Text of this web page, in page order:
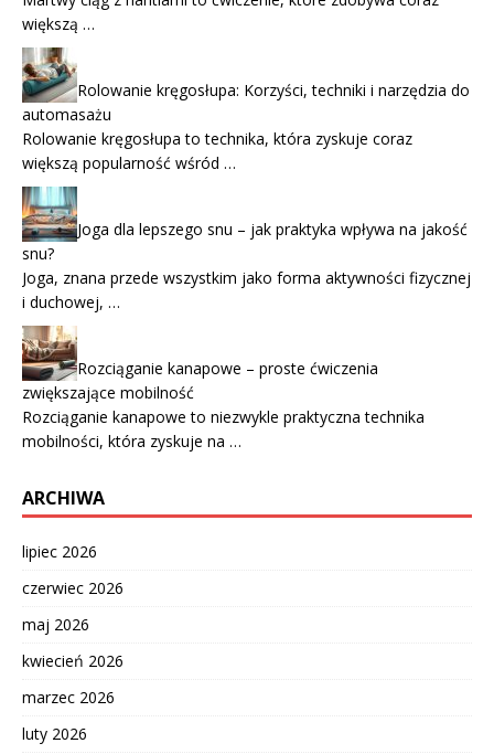
większą …
Rolowanie kręgosłupa: Korzyści, techniki i narzędzia do
automasażu
Rolowanie kręgosłupa to technika, która zyskuje coraz
większą popularność wśród …
Joga dla lepszego snu – jak praktyka wpływa na jakość
snu?
Joga, znana przede wszystkim jako forma aktywności fizycznej
i duchowej, …
Rozciąganie kanapowe – proste ćwiczenia
zwiększające mobilność
Rozciąganie kanapowe to niezwykle praktyczna technika
mobilności, która zyskuje na …
ARCHIWA
lipiec 2026
czerwiec 2026
maj 2026
kwiecień 2026
marzec 2026
luty 2026